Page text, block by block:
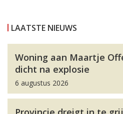
LAATSTE NIEUWS
Woning aan Maartje
dicht na explosie
6 augustus 2026